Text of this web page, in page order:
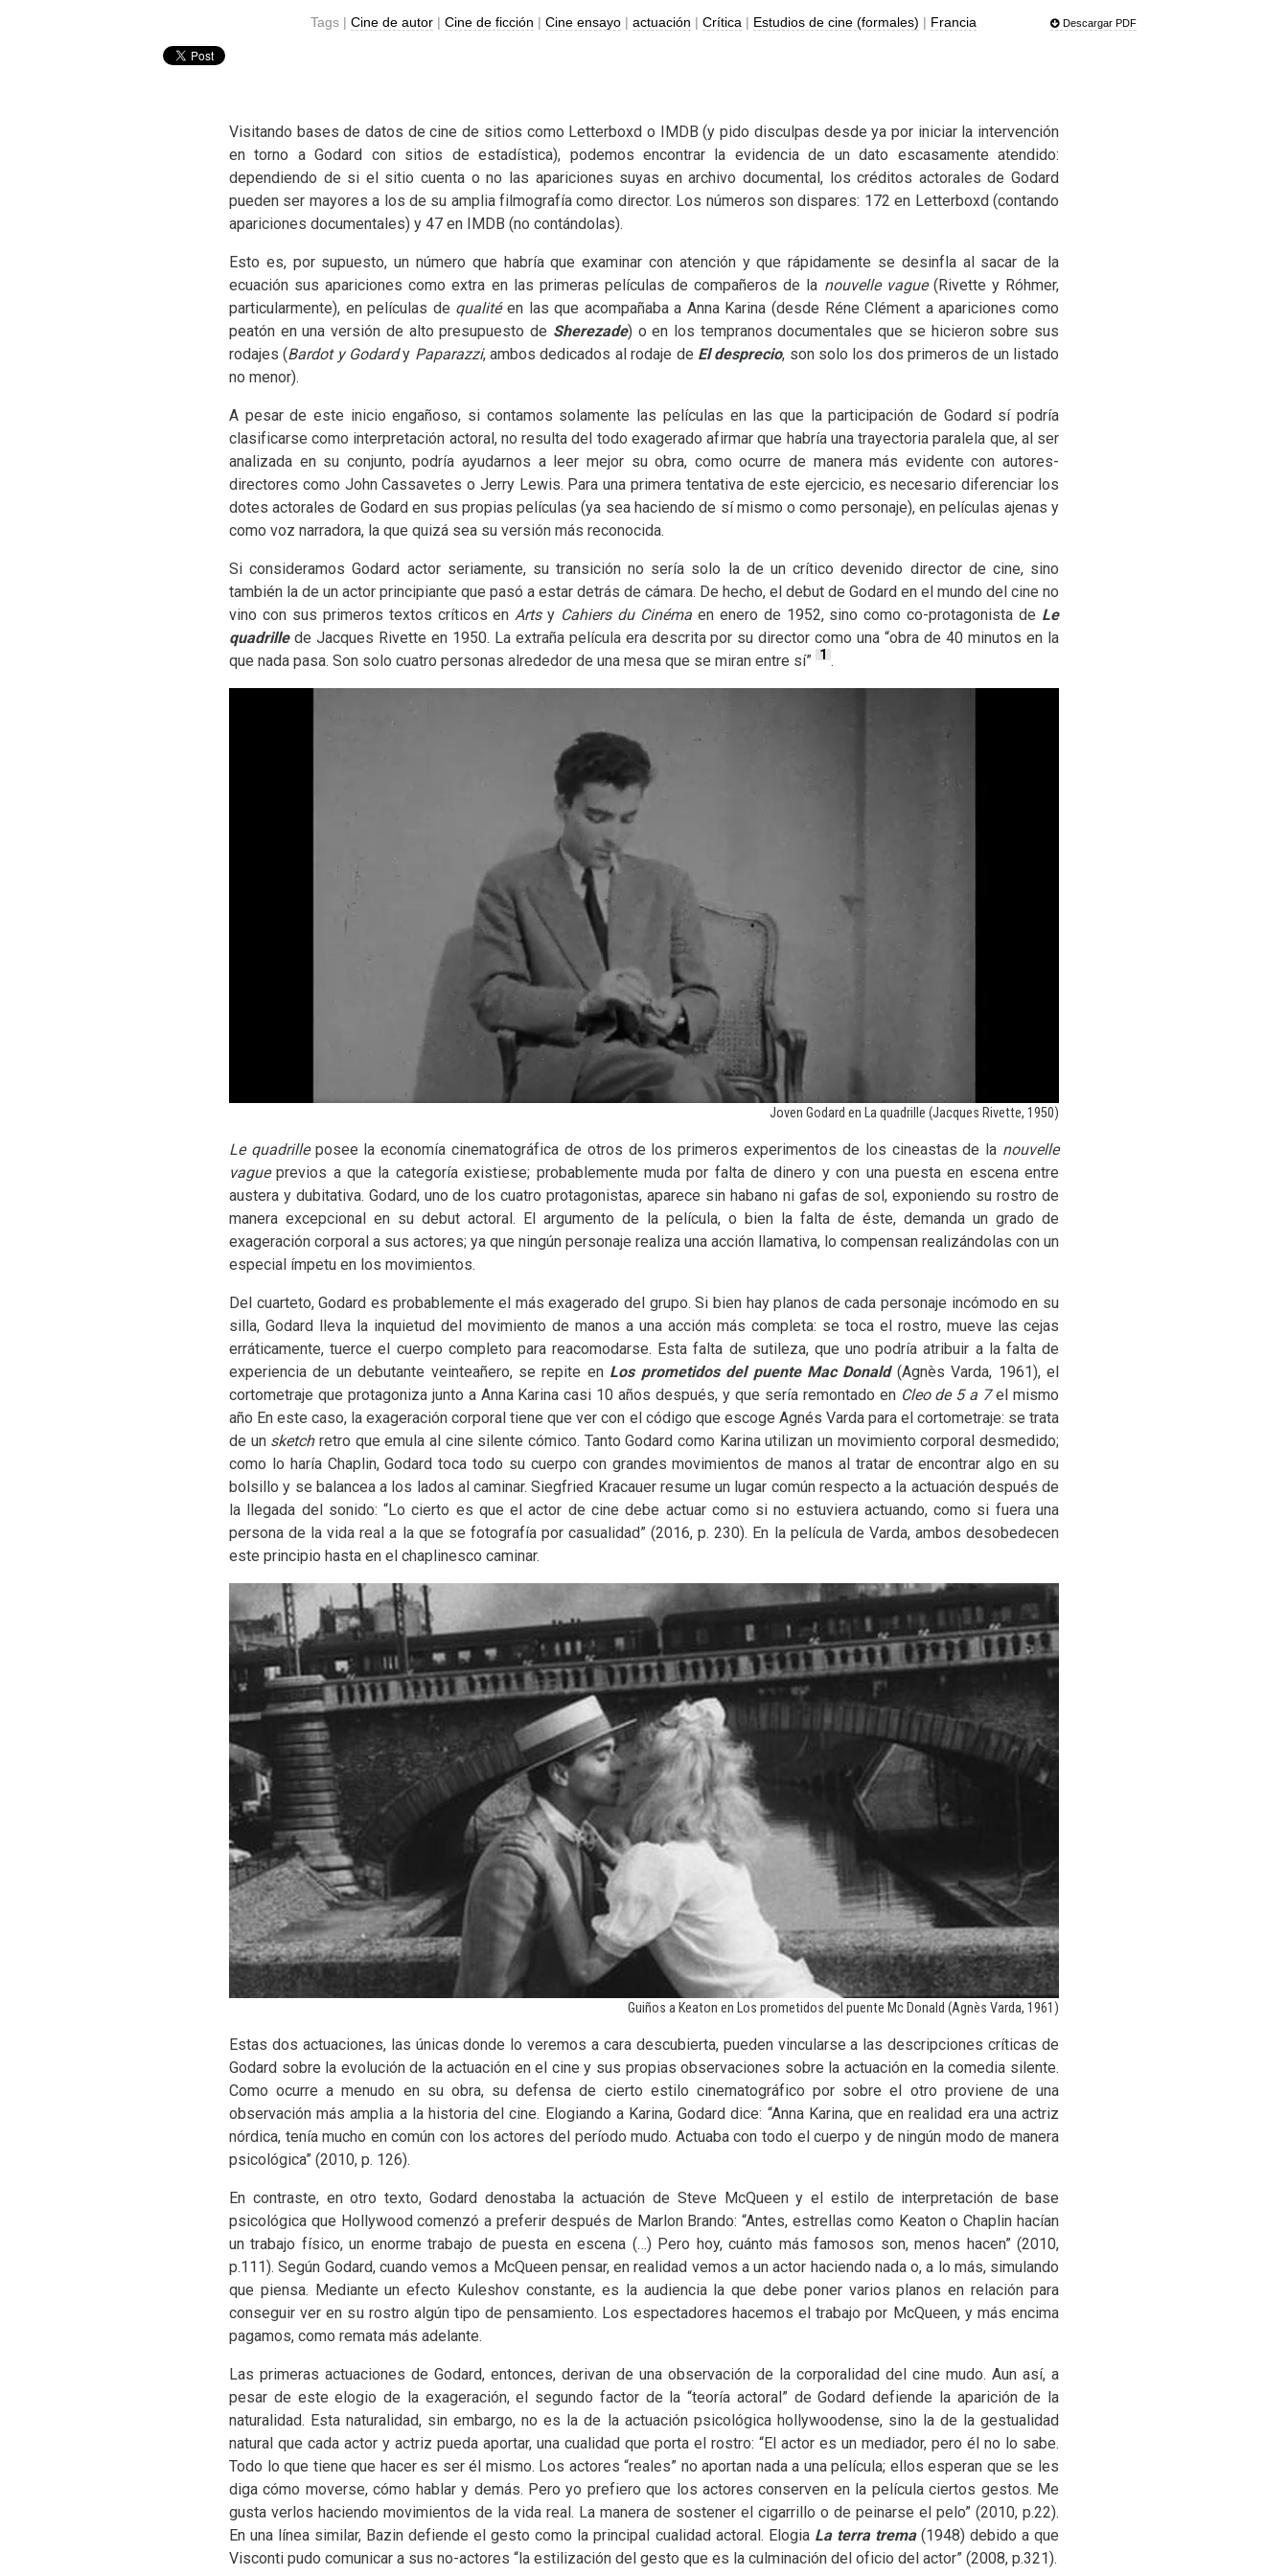
Tags |Cine de autor |Cine de ficción |Cine ensayo |actuación |Crítica | Estudios de cine (formales) | Francia Descargar PDF
Visitando bases de datos de cine de sitios como Letterboxd o IMDB (y pido disculpas desde ya por iniciar la intervención
en torno a Godard con sitios de estadística), podemos encontrar la evidencia de un dato escasamente atendido:
dependiendo de si el sitio cuenta o no las apariciones suyas en archivo documental, los créditos actorales de Godard
pueden ser mayores a los de su amplia filmografía como director. Los números son dispares: 172 en Letterboxd (contando
apariciones documentales) y 47 en IMDB (no contándolas).
Esto es, por supuesto, un número que habría que examinar con atención y que rápidamente se desinfla al sacar de la
ecuación sus apariciones como extra en las primeras películas de compañeros de la nouvelle vague (Rivette y Róhmer,
particularmente), en películas de qualité en las que acompañaba a Anna Karina (desde Réne Clément a apariciones como
peatón en una versión de alto presupuesto de Sherezade) o en los tempranos documentales que se hicieron sobre sus
rodajes (Bardot y Godardy Paparazzi, ambos dedicados al rodaje de El desprecio, son solo los dos primeros de un listado
no menor).
A pesar de este inicio engañoso, si contamos solamente las películas en las que la participación de Godard sí podría
clasificarse como interpretación actoral, no resulta del todo exagerado afirmar que habría una trayectoria paralela que, al ser
analizada en su conjunto, podría ayudarnos a leer mejor su obra, como ocurre de manera más evidente con autores-
directores como John Cassavetes o Jerry Lewis. Para una primera tentativa de este ejercicio, es necesario diferenciar los
dotes actorales de Godard en sus propias películas (ya sea haciendo de sí mismo o como personaje), en películas ajenas y
como voz narradora, la que quizá sea su versión más reconocida.
Si consideramos Godard actor seriamente, su transición no sería solo la de un crítico devenido director de cine, sino
también la de un actor principiante que pasó a estar detrás de cámara. De hecho, el debut de Godard en el mundo del cine no
vino con sus primeros textos críticos enArtsy Cahiers du Cinéma en enero de 1952, sino como co-protagonista de Le
quadrillede Jacques Rivette en 1950. La extraña película era descrita por su director como una “obra de 40 minutos en la
que nada pasa. Son solo cuatro personas alrededor de una mesa que se miran entre sí” 1 .
Joven Godard en La quadrille (Jacques Rivette, 1950)
Le quadrille posee la economía cinematográfica de otros de los primeros experimentos de los cineastas de la nouvelle
vagueprevios a que la categoría existiese; probablemente muda por falta de dinero y con una puesta en escena entre
austera y dubitativa. Godard, uno de los cuatro protagonistas, aparece sin habano ni gafas de sol, exponiendo su rostro de
manera excepcional en su debut actoral. El argumento de la película, o bien la falta de éste, demanda un grado de
exageración corporal a sus actores; ya que ningún personaje realiza una acción llamativa, lo compensan realizándolas con un
especial ímpetu en los movimientos.
Del cuarteto, Godard es probablemente el más exagerado del grupo. Si bien hay planos de cada personaje incómodo en su
silla, Godard lleva la inquietud del movimiento de manos a una acción más completa: se toca el rostro, mueve las cejas
erráticamente, tuerce el cuerpo completo para reacomodarse. Esta falta de sutileza, que uno podría atribuir a la falta de
experiencia de un debutante veinteañero, se repite en Los prometidos del puente Mac Donald (Agnès Varda, 1961), el
cortometraje que protagoniza junto a Anna Karina casi 10 años después, y que sería remontado en Cleo de 5 a 7el mismo
año En este caso, la exageración corporal tiene que ver con el código que escoge Agnés Varda para el cortometraje: se trata
de un sketchretro que emula al cine silente cómico. Tanto Godard como Karina utilizan un movimiento corporal desmedido;
como lo haría Chaplin, Godard toca todo su cuerpo con grandes movimientos de manos al tratar de encontrar algo en su
bolsillo y se balancea a los lados al caminar. Siegfried Kracauer resume un lugar común respecto a la actuación después de
la llegada del sonido: “Lo cierto es que el actor de cine debe actuar como si no estuviera actuando, como si fuera una
persona de la vida real a la que se fotografía por casualidad” (2016, p. 230). En la película de Varda, ambos desobedecen
este principio hasta en el chaplinesco caminar.
Guiños a Keaton en Los prometidos del puente Mc Donald (Agnès Varda, 1961)
Estas dos actuaciones, las únicas donde lo veremos a cara descubierta, pueden vincularse a las descripciones críticas de
Godard sobre la evolución de la actuación en el cine y sus propias observaciones sobre la actuación en la comedia silente.
Como ocurre a menudo en su obra, su defensa de cierto estilo cinematográfico por sobre el otro proviene de una
observación más amplia a la historia del cine. Elogiando a Karina, Godard dice: “Anna Karina, que en realidad era una actriz
nórdica, tenía mucho en común con los actores del período mudo. Actuaba con todo el cuerpo y de ningún modo de manera
psicológica” (2010, p. 126).
En contraste, en otro texto, Godard denostaba la actuación de Steve McQueen y el estilo de interpretación de base
psicológica que Hollywood comenzó a preferir después de Marlon Brando: “Antes, estrellas como Keaton o Chaplin hacían
un trabajo físico, un enorme trabajo de puesta en escena (…) Pero hoy, cuánto más famosos son, menos hacen” (2010,
p.111). Según Godard, cuando vemos a McQueen pensar, en realidad vemos a un actor haciendo nada o, a lo más, simulando
que piensa. Mediante un efecto Kuleshov constante, es la audiencia la que debe poner varios planos en relación para
conseguir ver en su rostro algún tipo de pensamiento. Los espectadores hacemos el trabajo por McQueen, y más encima
pagamos, como remata más adelante.
Las primeras actuaciones de Godard, entonces, derivan de una observación de la corporalidad del cine mudo. Aun así, a
pesar de este elogio de la exageración, el segundo factor de la “teoría actoral” de Godard defiende la aparición de la
naturalidad. Esta naturalidad, sin embargo, no es la de la actuación psicológica hollywoodense, sino la de la gestualidad
natural que cada actor y actriz pueda aportar, una cualidad que porta el rostro: “El actor es un mediador, pero él no lo sabe.
Todo lo que tiene que hacer es ser él mismo. Los actores “reales” no aportan nada a una película; ellos esperan que se les
diga cómo moverse, cómo hablar y demás. Pero yo prefiero que los actores conserven en la película ciertos gestos. Me
gusta verlos haciendo movimientos de la vida real. La manera de sostener el cigarrillo o de peinarse el pelo” (2010, p.22).
En una línea similar, Bazin defiende el gesto como la principal cualidad actoral. Elogia La terra trema(1948) debido a que
Visconti pudo comunicar a sus no-actores “la estilización del gesto que es la culminación del oficio del actor” (2008, p.321).